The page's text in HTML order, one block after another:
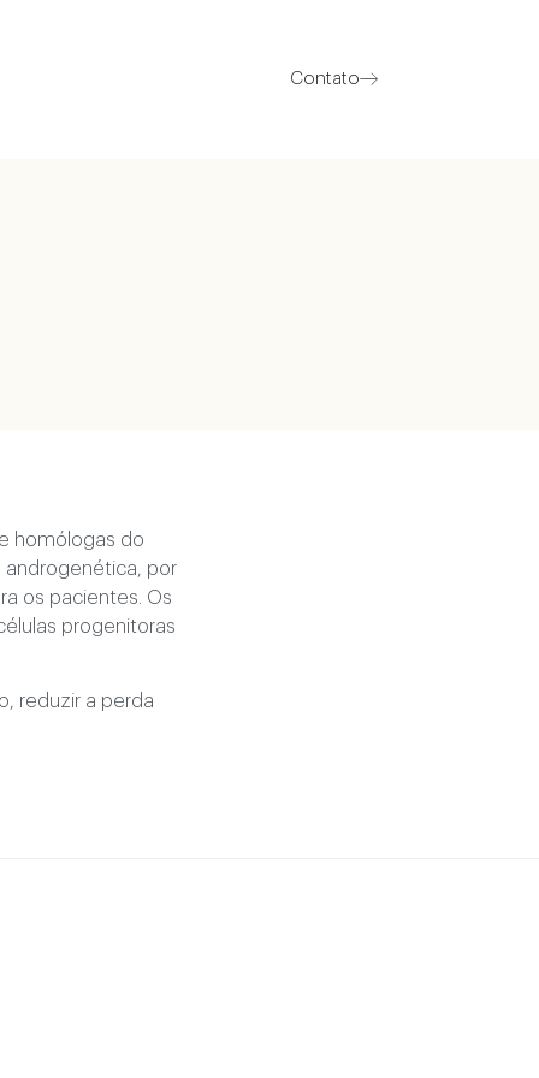
Contato
homólogas do
androgenética, por
os pacientes. Os
progenitoras
reduzir a perda